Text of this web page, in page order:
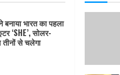
बनाया भारत का पहला
‘SHE’, सोलर-
से चलेगा